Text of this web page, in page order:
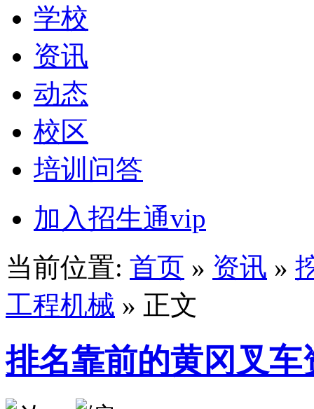
学校
资讯
动态
校区
培训问答
加入招生通vip
当前位置: 首页 » 资讯 »
工程机械 » 正文
排名靠前的黄冈叉